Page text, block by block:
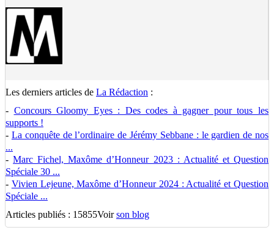
Les derniers articles de La Rédaction :
- Concours Gloomy Eyes : Des codes à gagner pour tous les
supports !
- La conquête de l’ordinaire de Jérémy Sebbane : le gardien de nos
...
-Marc Fichel, Maxôme d’Honneur 2023 : Actualité et Question
Spéciale 30 ...
- Vivien Lejeune, Maxôme d’Honneur 2024 : Actualité et Question
Spéciale ...
Articles publiés : 15855Voirson blog